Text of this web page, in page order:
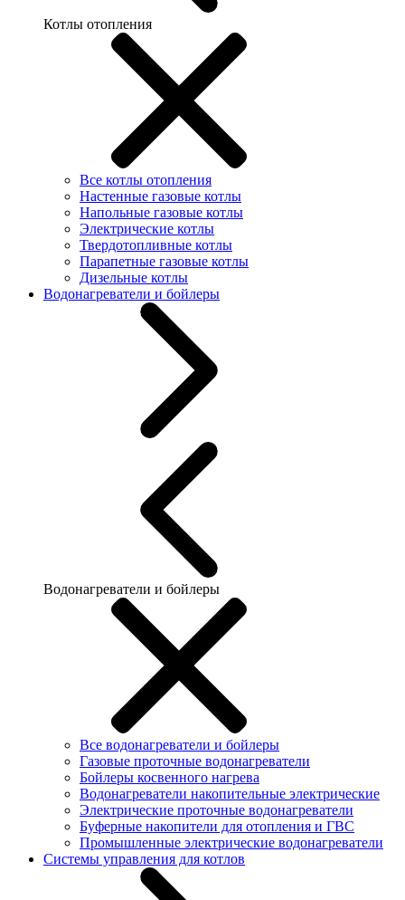
Котлы отопления
Все котлы отопления
Настенные газовые котлы
Напольные газовые котлы
Электрические котлы
Твердотопливные котлы
Парапетные газовые котлы
Дизельные котлы
Водонагреватели и бойлеры
Водонагреватели и бойлеры
Все водонагреватели и бойлеры
Газовые проточные водонагреватели
Бойлеры косвенного нагрева
Водонагреватели накопительные электрические
Электрические проточные водонагреватели
Буферные накопители для отопления и ГВС
Промышленные электрические водонагреватели
Системы управления для котлов